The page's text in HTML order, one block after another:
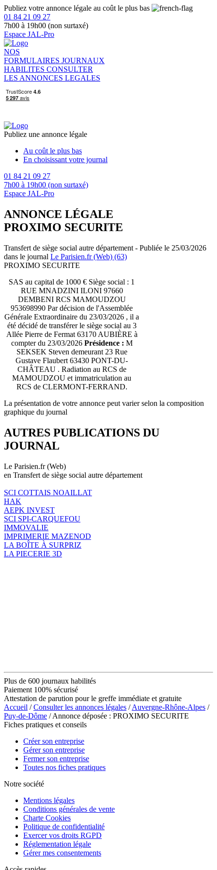
Publiez votre annonce légale au coût le plus bas
01 84 21 09 27
7h00 à 19h00 (non surtaxé)
Espace JAL-Pro
NOS
FORMULAIRES JOURNAUX
HABILITES CONSULTER
LES ANNONCES LEGALES
Publiez une annonce légale
Au coût le plus bas
En choisissant votre journal
01 84 21 09 27
7h00 à 19h00 (non surtaxé)
Espace JAL-Pro
ANNONCE LÉGALE
PROXIMO SECURITE
Transfert de siège social autre département - Publiée le 25/03/2026
dans le journal Le Parisien.fr (Web) (63)
PROXIMO SECURITE
SAS au capital de 1000 € Siège social : 1
RUE MNADZINI ILONI 97660
DEMBENI RCS MAMOUDZOU
953698990 Par décision de l'Assemblée
Générale Extraordinaire du 23/03/2026 , il a
été décidé de transférer le siège social au 3
Allée Pierre de Fermat 63170 AUBIÈRE à
compter du 23/03/2026 Présidence : M
SEKSEK Steven demeurant 23 Rue
Gustave Flaubert 63430 PONT-DU-
CHÂTEAU . Radiation au RCS de
MAMOUDZOU et immatriculation au
RCS de CLERMONT-FERRAND.
La présentation de votre annonce peut varier selon la composition
graphique du journal
AUTRES PUBLICATIONS DU
JOURNAL
Le Parisien.fr (Web)
en Transfert de siège social autre département
SCI COTTAIS NOAILLAT
HAK
AEPK INVEST
SCI SPI-CARQUEFOU
IMMOVALIE
IMPRIMERIE MAZENOD
LA BOÎTE À SURPRIZ
LA PIECERIE 3D
Plus de 600 journaux habilités
Paiement 100% sécurisé
Attestation de parution pour le greffe immédiate et gratuite
Accueil /Consulter les annonces légales /Auvergne-Rhône-Alpes /
Puy-de-Dôme / Annonce déposée : PROXIMO SECURITE
Fiches pratiques et conseils
Créer son entreprise
Gérer son entreprise
Fermer son entreprise
Toutes nos fiches pratiques
Notre société
Mentions légales
Conditions générales de vente
Charte Cookies
Politique de confidentialité
Exercer vos droits RGPD
Réglementation légale
Gérer mes consentements